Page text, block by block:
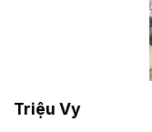
Triệu Vy